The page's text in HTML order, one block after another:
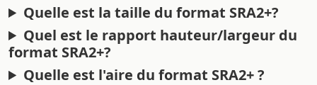
Quelle est la taille du format SRA2+?
Quel est le rapport hauteur/largeur du
format SRA2+?
Quelle est l'aire du format SRA2+ ?